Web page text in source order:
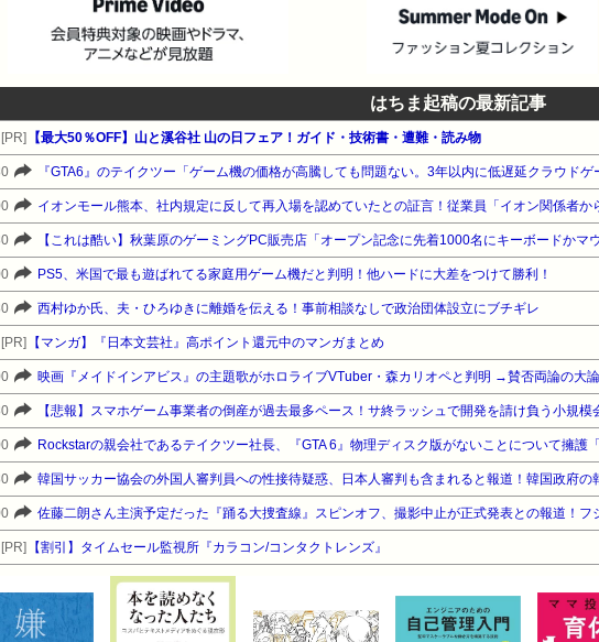
はちま起稿の最新記事
[PR] 【最大50％OFF】山と溪谷社 山の日フェア！ガイド・技術書・遭難・読み物
『GTA6』のテイクツー「ゲーム機の価格が高騰しても問題ない。3年以内に低遅延クラウドゲ
PS5、米国で最も遊ばれてる家庭用ゲーム機だと判明！他ハードに大差をつけて勝利！
西村ゆか氏、夫・ひろゆきに離婚を伝える！事前相談なしで政治団体設立にブチギレ
[PR] 【マンガ】『日本文芸社』高ポイント還元中のマンガまとめ
映画『メイドインアビス』の主題歌がホロライブVTuber・森カリオペと判明 →賛否両論の大
【悲報】スマホゲーム事業者の倒産が過去最多ペース！サ終ラッシュで開発を請け負う小規模
Rockstarの親会社であるテイクツー社長、『GTA 6』物理ディスク版がないことについて擁護
韓国サッカー協会の外国人審判員への性接待疑惑、日本人審判も含まれると報道！韓国政府の
佐藤二朗さん主演予定だった『踊る大捜査線』スピンオフ、撮影中止が正式発表との報道！フ
[PR] 【割引】タイムセール監視所『カラコン/コンタクトレンズ』